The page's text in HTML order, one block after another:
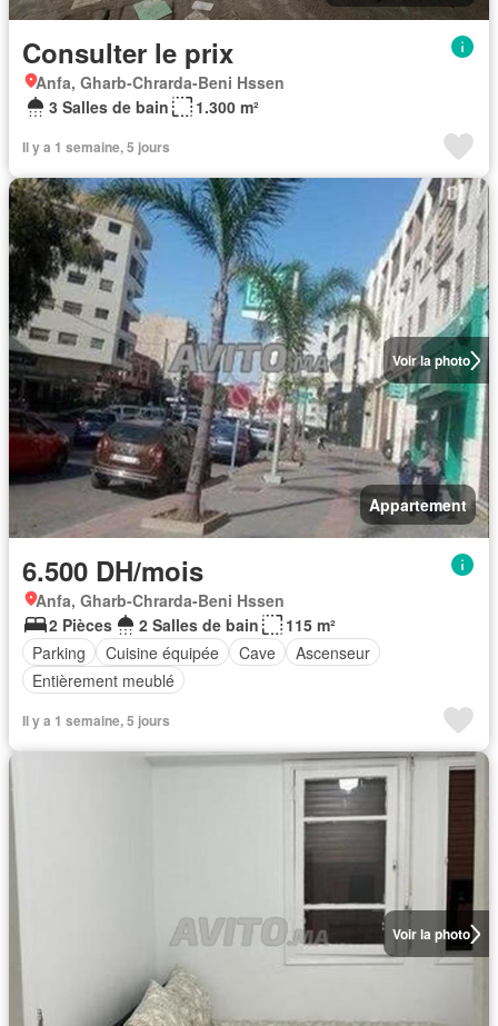
Consulter le prix
Anfa, Gharb-Chrarda-Beni Hssen
3 Salles de bain
1.300 m²
Il y a 1 semaine, 5 jours
Voir la photo
Appartement
6.500 DH/mois
Anfa, Gharb-Chrarda-Beni Hssen
2 Pièces
2 Salles de bain
115 m²
Parking
Cuisine équipée Cave
Ascenseur
Entièrement meublé
Il y a 1 semaine, 5 jours
Voir la photo